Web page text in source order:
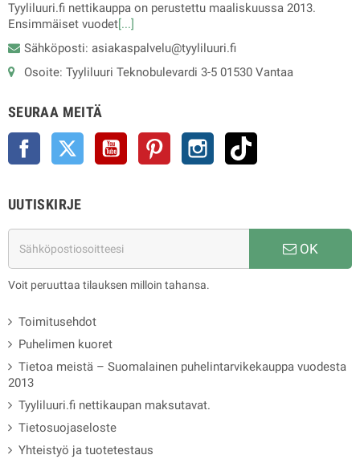
Tyyliluuri.fi nettikauppa on perustettu maaliskuussa 2013.
Ensimmäiset vuodet [...]
Sähköposti: asiakaspalvelu@tyyliluuri.fi
Osoite: Tyyliluuri Teknobulevardi 3-5 01530 Vantaa
SEURAA MEITÄ
Facebook Twitter YouTube Pinterest Instagram
UUTISKIRJE
OK
Voit peruuttaa tilauksen milloin tahansa.
Toimitusehdot
Puhelimen kuoret
Tietoa meistä – Suomalainen puhelintarvikekauppa vuodesta
2013
Tyyliluuri.fi nettikaupan maksutavat.
Tietosuojaseloste
Yhteistyö ja tuotetestaus